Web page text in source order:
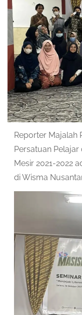
Reporter Majalah
Persatuan Pelajar
Mesir 2021-2022
di Wisma